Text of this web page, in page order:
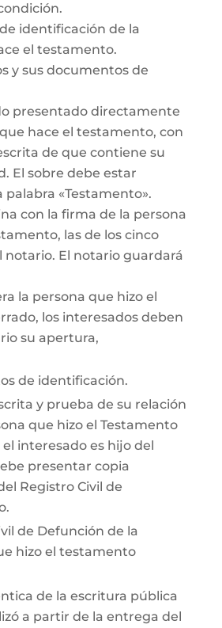
identificación de la
el testamento.
y sus documentos de
presentado directamente
hace el testamento, con
de que contiene su
El sobre debe estar
palabra «Testamento».
con la firma de la persona
las de los cinco
notario. El notario guardará
la persona que hizo el
los interesados deben
su apertura,
de identificación.
y prueba de su relación
que hizo el Testamento
el interesado es hijo del
presentar copia
Registro Civil de
de Defunción de la
hizo el testamento
de la escritura pública
a partir de la entrega del